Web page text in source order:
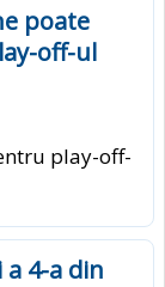
poate
off-ul
play-off-
4-a din